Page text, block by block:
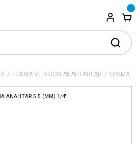
LOKMA VE BİJON ANAHTARLAR LOKMA